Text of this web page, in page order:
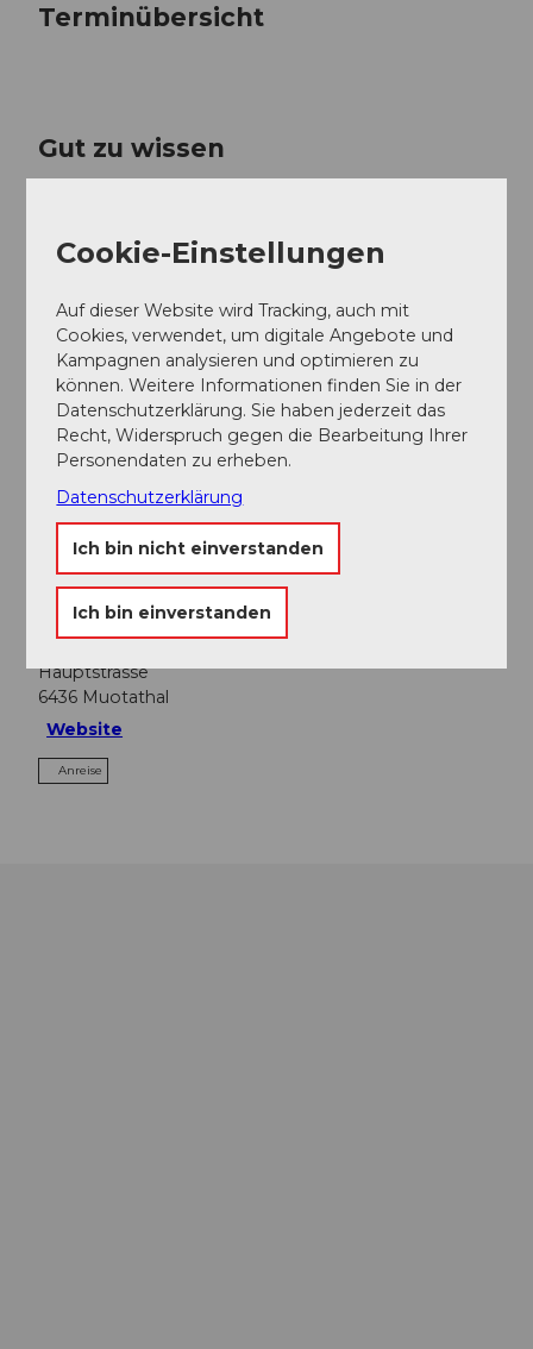
Terminübersicht
Gut zu wissen
CHF 25.--
In der Nähe Auf der Karte anschauen
Veranstaltung
Veranstaltungsort
Hauptstrasse
6436 Muotathal
Website
Anreise
Cookie-Einstellungen
Auf dieser Website wird Tracking, auch mit
Cookies, verwendet, um digitale Angebote und
Kampagnen analysieren und optimieren zu
können. Weitere Informationen finden Sie in der
Datenschutzerklärung. Sie haben jederzeit das
Recht, Widerspruch gegen die Bearbeitung Ihrer
Personendaten zu erheben.
Datenschutzerklärung
Ich bin nicht einverstanden
Ich bin einverstanden